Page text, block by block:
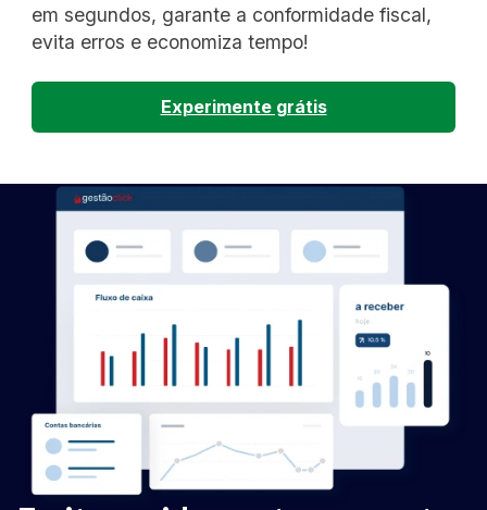
em segundos, garante a conformidade fiscal,
evita erros e economiza tempo!
Experimente grátis